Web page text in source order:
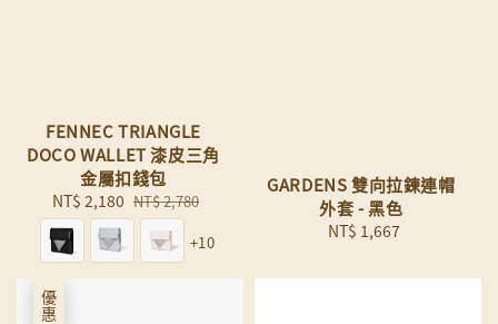
FENNEC TRIANGLE
DOCO WALLET 漆皮三角
金屬扣錢包
Sale
price
NT$ 2,180 Regular
price
NT$ 2,780
+10
GARDENS 雙向拉鍊連帽
外套 - 黑色
Regular
NT$ 1,667
優惠